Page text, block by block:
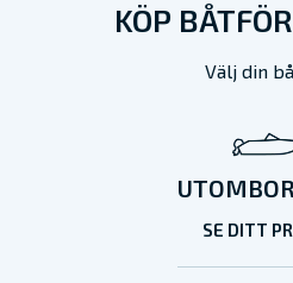
KÖP
Välj din
SE DITT